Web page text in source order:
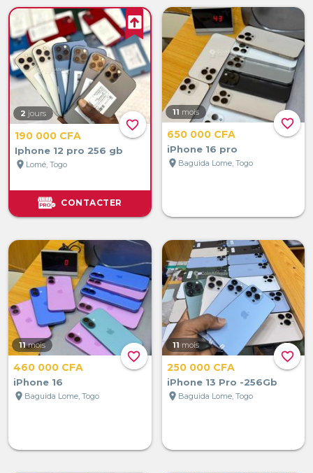
favorite_border
2 jours
190 000 CFA
Iphone 12 pro 256 gb
location_on Lomé, Togo
CONTACTER
favorite_border
11 mois
650 000 CFA
iPhone 16 pro
location_on Baguida Lome, Togo
favorite_border
11 mois
460 000 CFA
iPhone 16
location_on Baguida Lome, Togo
favorite_border
11 mois
250 000 CFA
iPhone 13 Pro -256Gb
location_on Baguida Lome, Togo